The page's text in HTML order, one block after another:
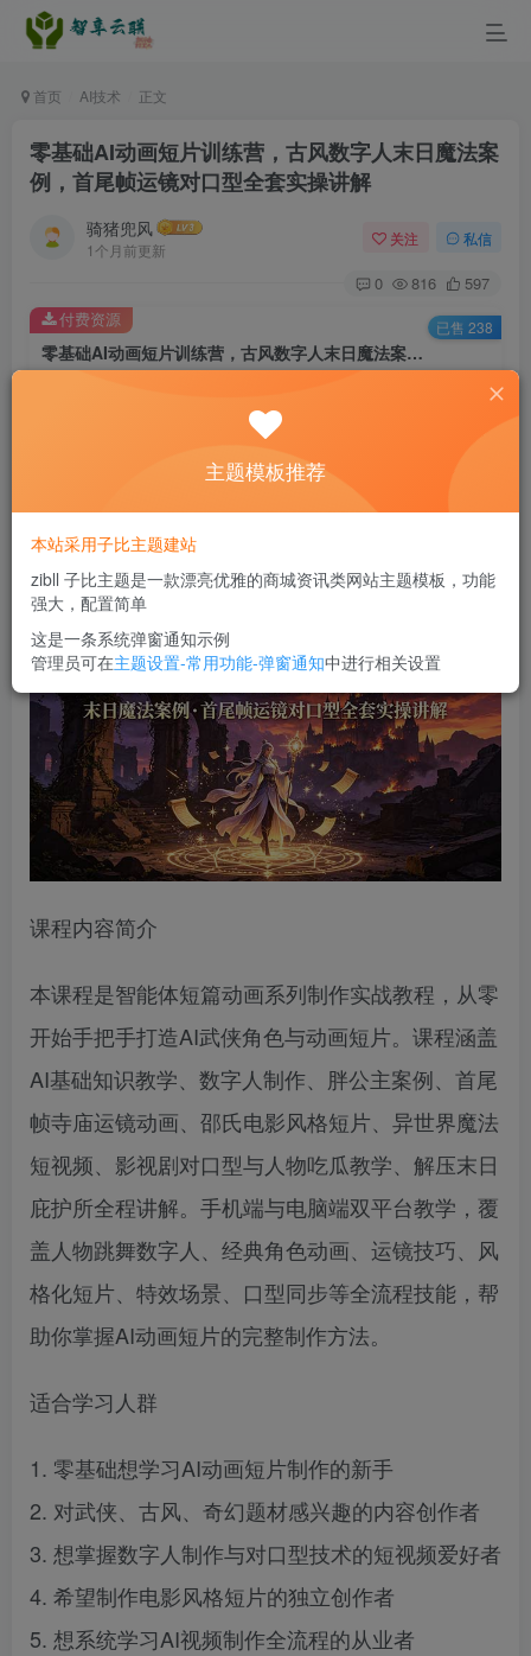
首页 AI技术 正文
零基础AI动画短片训练营，古风数字人末日魔法案
例，首尾帧运镜对口型全套实操讲解
骑猪兜风
1个月前更新
关注 私信
0 816 597
零基础AI动画短片训练营，古风数字人末日魔法案例，首尾帧运镜对口型全套实操讲解
9.9
付费资源 已售 238
课程内容简介
本课程是智能体短篇动画系列制作实战教程，从零
开始手把手打造AI武侠角色与动画短片。课程涵盖
AI基础知识教学、数字人制作、胖公主案例、首尾
帧寺庙运镜动画、邵氏电影风格短片、异世界魔法
短视频、影视剧对口型与人物吃瓜教学、解压末日
庇护所全程讲解。手机端与电脑端双平台教学，覆
盖人物跳舞数字人、经典角色动画、运镜技巧、风
格化短片、特效场景、口型同步等全流程技能，帮
助你掌握AI动画短片的完整制作方法。
适合学习人群
1. 零基础想学习AI动画短片制作的新手
2. 对武侠、古风、奇幻题材感兴趣的内容创作者
3. 想掌握数字人制作与对口型技术的短视频爱好者
4. 希望制作电影风格短片的独立创作者
5. 想系统学习AI视频制作全流程的从业者
主题模板推荐
本站采用子比主题建站
zibll 子比主题是一款漂亮优雅的商城资讯类网站主题模板，功能
强大，配置简单
这是一条系统弹窗通知示例
管理员可在主题设置-常用功能-弹窗通知中进行相关设置